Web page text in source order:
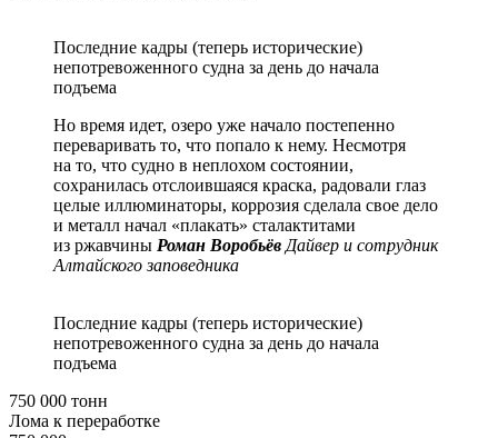
Последние кадры (теперь исторические)
непотревоженного судна за день до начала
подъема
Но время идет, озеро уже начало постепенно
переваривать то, что попало к нему. Несмотря
на то, что судно в неплохом состоянии,
сохранилась отслоившаяся краска, радовали глаз
целые иллюминаторы, коррозия сделала свое дело
и металл начал «плакать» сталактитами
из ржавчины Роман Воробьёв Дайвер и сотрудник
Алтайского заповедника
Последние кадры (теперь исторические)
непотревоженного судна за день до начала
подъема
750 000 тонн
Лома к переработке